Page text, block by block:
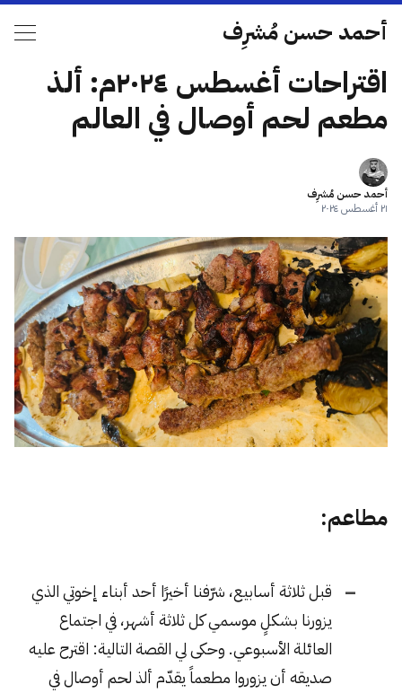
أحمد حسن مُشرِف
اقتراحات أغسطس ٢٠٢٤م: ألذ
مطعم لحم أوصال في العالم
أحمد حسن مُشرِف
٢١ أغسطس ٢٠٢٤
مطاعم:
قبل ثلاثة أسابيع، شرّفنا أخيرًا أحد أبناء إخوتي الذي
يزورنا بشكلٍ موسمي كل ثلاثة أشهر، في اجتماع
العائلة الأسبوعي. وحكى لي القصة التالية: اقترح عليه
صديقه أن يزوروا مطعماً يقدّم ألذ لحم أوصال في